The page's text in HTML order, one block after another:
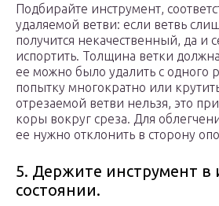
Подбирайте инструмент,
удаляемой ветви: если ветвь
получится некачественный, да и
испортить. Толщина ветки
ее можно было удалить с одного
попытку многократно или
отрезаемой ветви нельзя, это
коры вокруг среза. Для
ее нужно отклонить в сторону
5. Держите инструмент в
состоянии.